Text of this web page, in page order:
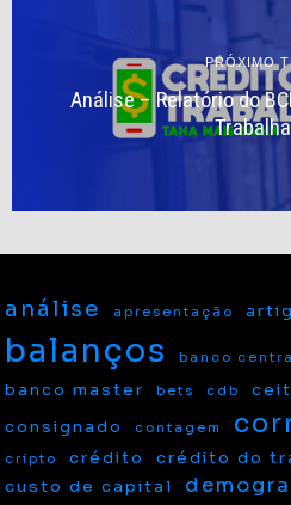
PRÓXIMO
Análise – Relatório do
análise apresentação
balanços banco
banco master bets cdb
consignado contagem
cripto
crédito
crédito do
custo de capital